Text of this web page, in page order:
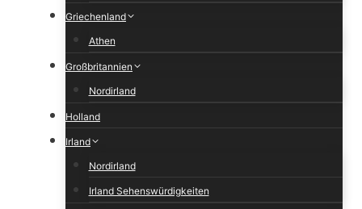
Griechenland
Athen
Großbritannien
Nordirland
Holland
Irland
Nordirland
Irland Sehenswürdigkeiten